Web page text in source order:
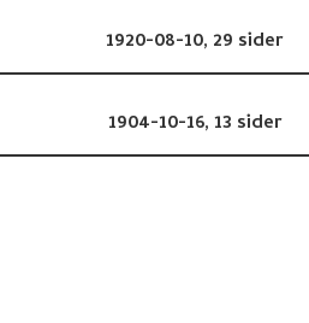
1920-08-10, 29 sider
1904-10-16,13 sider